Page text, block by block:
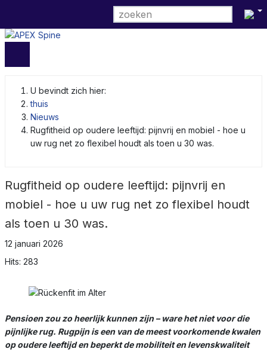
U bevindt zich hier:
thuis
Nieuws
Rugfitheid op oudere leeftijd: pijnvrij en mobiel - hoe u
uw rug net zo flexibel houdt als toen u 30 was.
Rugfitheid op oudere leeftijd: pijnvrij en
mobiel - hoe u uw rug net zo flexibel houdt
als toen u 30 was.
12 januari 2026
Hits: 283
Pensioen zou zo heerlijk kunnen zijn – ware het niet voor die
pijnlijke rug. Rugpijn is een van de meest voorkomende kwalen
op oudere leeftijd en beperkt de mobiliteit en levenskwaliteit